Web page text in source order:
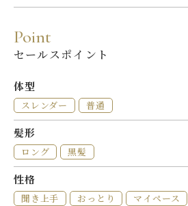
Point
セールスポイント
体型
スレンダー 普通
髪形
ロング 黒髪
性格
聞き上手 おっとり マイペース